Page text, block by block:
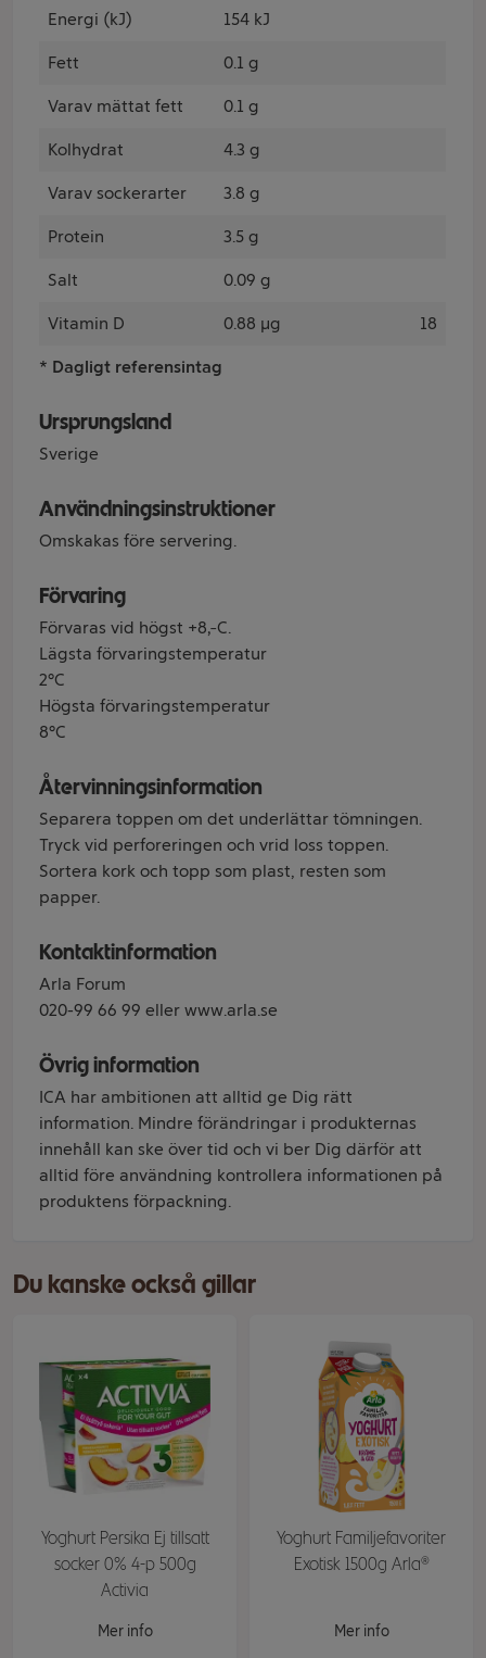
Energi (kJ) 154 kJ
Fett 0.1 g
Varav mättat fett 0.1 g
Kolhydrat 4.3 g
Varav sockerarter 3.8 g
Protein 3.5 g
Salt 0.09 g
Vitamin D 0.88 µg 18
* Dagligt referensintag
Ursprungsland
Sverige
Användningsinstruktioner
Omskakas före servering.
Förvaring
Förvaras vid högst +8ºC.
Lägsta förvaringstemperatur
2°C
Högsta förvaringstemperatur
8°C
Återvinningsinformation
Separera toppen om det underlättar tömningen.
Tryck vid perforeringen och vrid loss toppen.
Sortera kork och topp som plast, resten som
papper.
Kontaktinformation
Arla Forum
020-99 66 99 eller www.arla.se
Övrig information
ICA har ambitionen att alltid ge Dig rätt
information. Mindre förändringar i produkternas
innehåll kan ske över tid och vi ber Dig därför att
alltid före användning kontrollera informationen på
produktens förpackning.
Du kanske också gillar
Yoghurt Persika Ej tillsatt
socker 0% 4-p 500g
Activia
Mer info
Yoghurt Familjefavoriter
Exotisk 1500g Arla®
Mer info